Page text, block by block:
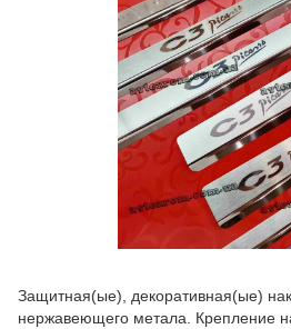
Защитная(ые), декоративная(ые)
нержавеющего метала. Крепление